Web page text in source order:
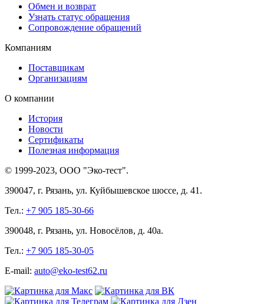
Обмен и возврат
Узнать статус обращения
Сопровождение обращений
Компаниям
Поставщикам
Организациям
О компании
История
Новости
Сертификаты
Полезная информация
© 1999-2023, ООО "Эко-тест".
390047, г. Рязань, ул. Куйбышевское шоссе, д. 41.
Тел.: +7 905 185-30-66
390048, г. Рязань, ул. Новосёлов, д. 40а.
Тел.: +7 905 185-30-05
E-mail: auto@eko-test62.ru